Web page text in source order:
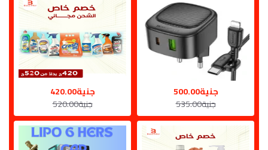
جنية500.00
جنية535.00
جنية420.00
جنية520.00